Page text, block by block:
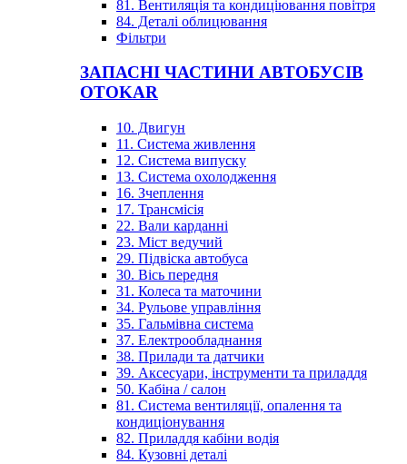
81. Вентиляція та кондиціювання повітря
84. Деталі облицювання
Фільтри
ЗАПАСНІ ЧАСТИНИ АВТОБУСІВ
OTOKAR
10. Двигун
11. Система живлення
12. Система випуску
13. Система охолодження
16. Зчеплення
17. Трансмісія
22. Вали карданні
23. Міст ведучий
29. Підвіска автобуса
30. Вісь передня
31. Колеса та маточини
34. Рульове управління
35. Гальмівна система
37. Електрообладнання
38. Прилади та датчики
39. Аксесуари, інструменти та приладдя
50. Кабіна / салон
81. Система вентиляції, опалення та
кондиціонування
82. Приладдя кабіни водія
84. Кузовні деталі